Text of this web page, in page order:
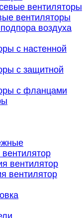
вентиляторы
вентиляторы
воздуха
с настенной
с защитной
с фланцами
вентилятор
вентилятор